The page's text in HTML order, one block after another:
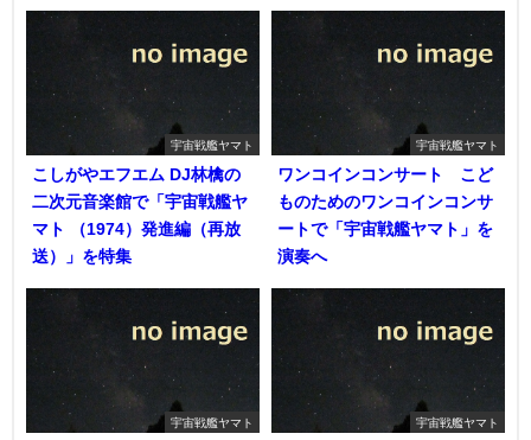
宇宙戦艦ヤマト
こしがやエフエム DJ林檎の
二次元音楽館で「宇宙戦艦ヤ
マト （1974）発進編（再放
送）」を特集
宇宙戦艦ヤマト
ワンコインコンサート こど
ものためのワンコインコンサ
ートで「宇宙戦艦ヤマト」を
演奏へ
宇宙戦艦ヤマト 宇宙戦艦ヤマト